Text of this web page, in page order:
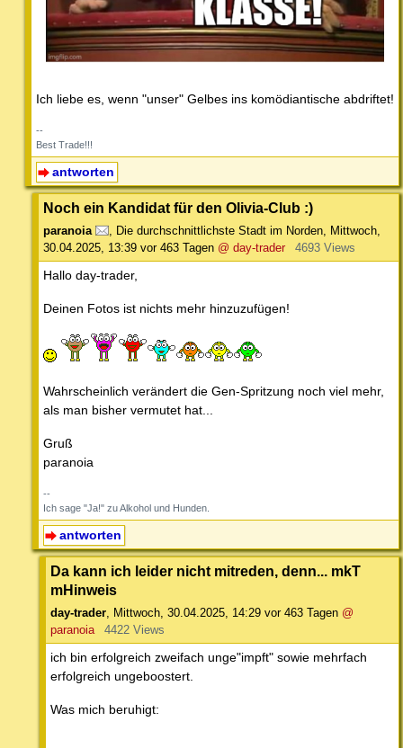
Ich liebe es, wenn "unser" Gelbes ins komödiantische abdriftet!
--
Best Trade!!!
antworten
Noch ein Kandidat für den Olivia-Club :)
paranoia Die durchschnittlichste Stadt im Norden
Mittwoch,
30.04.2025, 13:39 vor 463 Tagen @ day-trader 4693 Views
Hallo day-trader,
Deinen Fotos ist nichts mehr hinzuzufügen!
Wahrscheinlich verändert die Gen-Spritzung noch viel mehr,
als man bisher vermutet hat...
Gruß
paranoia
--
Ich sage "Ja!" zu Alkohol und Hunden.
antworten
Da kann ich leider nicht mitreden, denn... mkT
mHinweis
day-trader Mittwoch, 30.04.2025, 14:29 vor 463 Tagen @
paranoia
4422 Views
ich bin erfolgreich zweifach unge"impft" sowie mehrfach
erfolgreich ungeboostert.
Was mich beruhigt: